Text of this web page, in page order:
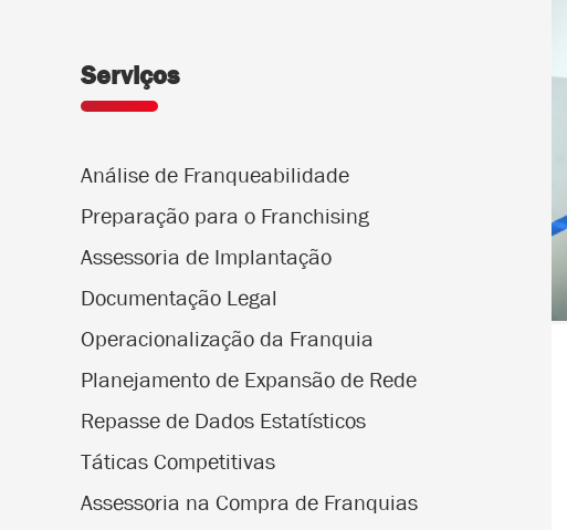
Serviços
Análise de Franqueabilidade
Preparação para o Franchising
Assessoria de Implantação
Documentação Legal
Operacionalização da Franquia
Planejamento de Expansão de Rede
Repasse de Dados Estatísticos
Táticas Competitivas
Assessoria na Compra de Franquias